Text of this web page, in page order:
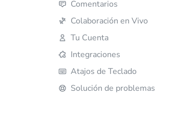
Comentarios
Colaboración en Vivo
Tu Cuenta
Integraciones
Atajos de Teclado
Solución de problemas